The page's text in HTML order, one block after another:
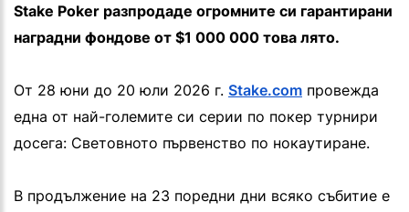
Stake Poker разпродаде огромните си гарантирани
наградни фондове от $1 000 000 това лято.
От 28 юни до 20 юли 2026 г. Stake.com провежда
една от най-големите си серии по покер турнири
досега: Световното първенство по нокаутиране.
В продължение на 23 поредни дни всяко събитие е